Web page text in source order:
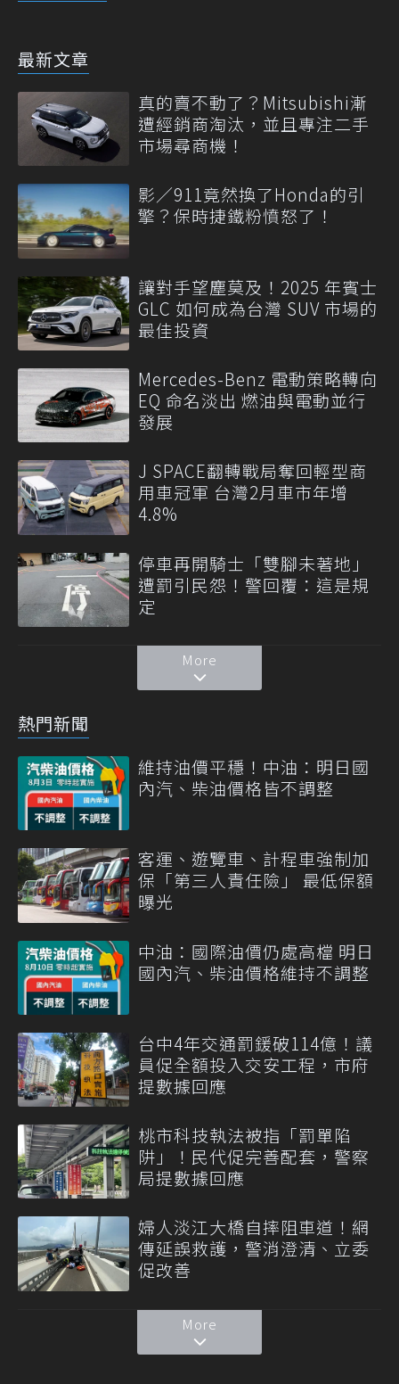
最新文章
真的賣不動了？Mitsubishi漸
遭經銷商淘汰，並且專注二手
市場尋商機！
影／911竟然換了Honda的引
擎？保時捷鐵粉憤怒了！
讓對手望塵莫及！2025 年賓士
GLC 如何成為台灣 SUV 市場的
最佳投資
Mercedes-Benz 電動策略轉向
EQ 命名淡出 燃油與電動並行
發展
J SPACE翻轉戰局奪回輕型商
用車冠軍 台灣2月車市年增
4.8%
停車再開騎士「雙腳未著地」
遭罰引民怨！警回覆：這是規
定
More
熱門新聞
維持油價平穩！中油：明日國
內汽、柴油價格皆不調整
客運、遊覽車、計程車強制加
保「第三人責任險」 最低保額
曝光
中油：國際油價仍處高檔 明日
國內汽、柴油價格維持不調整
台中4年交通罰鍰破114億！議
員促全額投入交安工程，市府
提數據回應
桃市科技執法被指「罰單陷
阱」！民代促完善配套，警察
局提數據回應
婦人淡江大橋自摔阻車道！網
傳延誤救護，警消澄清、立委
促改善
More